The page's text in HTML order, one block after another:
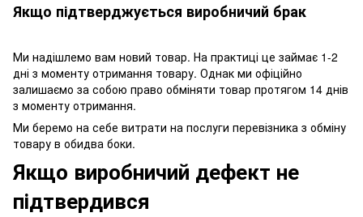
Якщо підтверджується виробничий брак
Ми надішлемо вам новий товар. На практиці це займає 1-2
дні з моменту отримання товару. Однак ми офіційно
залишаємо за собою право обміняти товар протягом 14 днів
з моменту отримання.
Ми беремо на себе витрати на послуги перевізника з обміну
товару в обидва боки.
Якщо виробничий дефект не
підтвердився